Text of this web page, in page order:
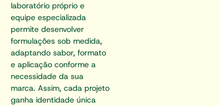
laboratório próprio e
equipe especializada
permite desenvolver
formulações sob medida,
adaptando sabor, formato
e aplicação conforme a
necessidade da sua
marca. Assim, cada projeto
ganha identidade única